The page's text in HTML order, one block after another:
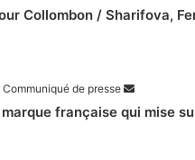
Collombon / Sharifova,
Communiqué de presse
marque française qui mise